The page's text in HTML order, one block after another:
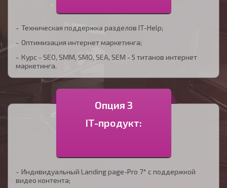
Техническая поддержка разделов IT-Help;
Оптимизация интернет маркетинга;
Курс - SEO, SMM, SMO, SЕA, SEM - 5 титанов интернет
маркетинга.
Опция 3
IT-продукт:
Индивидуальный Landing page-Pro 7* с поддержкой
видео контента;